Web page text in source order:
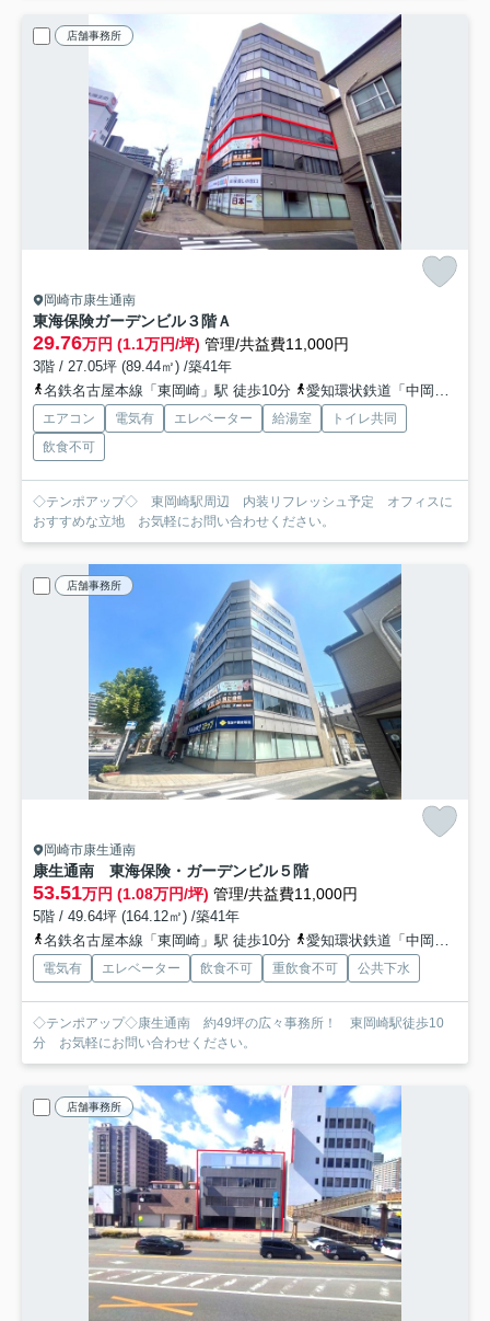
店舗事務所
岡崎市康生通南
東海保険ガーデンビル３階Ａ
29.76万円 (1.1万円/坪) 管理/共益費11,000円
3階 / 27.05坪 (89.44㎡) /築41年
名鉄名古屋本線「東岡崎」駅 徒歩10分
愛知環状鉄道「中岡崎」駅 徒歩15分
エアコン 電気有 エレベーター 給湯室
トイレ共同
飲食不可
◇テンポアップ◇ 東岡崎駅周辺 内装リフレッシュ予定 オフィスに
おすすめな立地 お気軽にお問い合わせください。
店舗事務所
岡崎市康生通南
康生通南 東海保険・ガーデンビル５階
53.51万円 (1.08万円/坪) 管理/共益費11,000円
5階 / 49.64坪 (164.12㎡) /築41年
名鉄名古屋本線「東岡崎」駅 徒歩10分
愛知環状鉄道「中岡崎」駅 徒歩15分
電気有 エレベーター 飲食不可 重飲食不可 公共下水
◇テンポアップ◇康生通南 約49坪の広々事務所！ 東岡崎駅徒歩10
分 お気軽にお問い合わせください。
店舗事務所